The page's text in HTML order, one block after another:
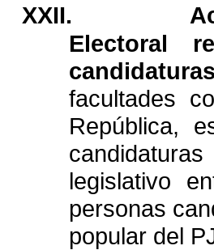
XXII.
Electoral
candidaturas
facultades
República,
candidaturas
legislativo
personas
popular del